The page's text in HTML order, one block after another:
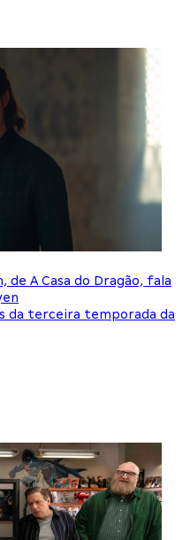
A Casa do Dragão, fala
da terceira temporada da